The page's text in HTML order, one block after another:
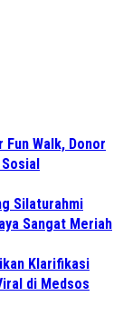
Fun Walk, Donor
Silaturahmi
Sangat Meriah
Klarifikasi
di Medsos